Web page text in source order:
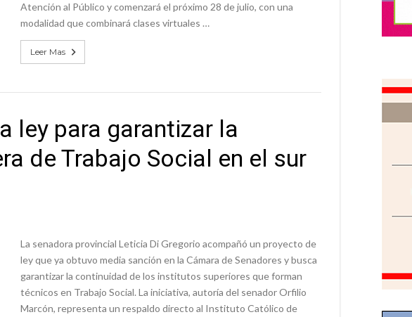
Atención al Público y comenzará el próximo 28 de julio, con una
modalidad que combinará clases virtuales …
Leer Mas
ley para garantizar la
de Trabajo Social en el sur
La senadora provincial Leticia Di Gregorio acompañó un proyecto de
ley que ya obtuvo media sanción en la Cámara de Senadores y busca
garantizar la continuidad de los institutos superiores que forman
técnicos en Trabajo Social. La iniciativa, autoría del senador Orfilio
Marcón, representa un respaldo directo al Instituto Católico de